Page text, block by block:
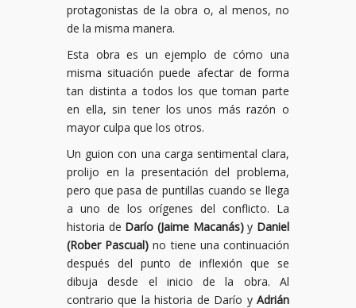
protagonistas de la obra o, al menos, no
de la misma manera.
Esta obra es un ejemplo de cómo una
misma situación puede afectar de forma
tan distinta a todos los que toman parte
en ella, sin tener los unos más razón o
mayor culpa que los otros.
Un guion con una carga sentimental clara,
prolijo en la presentación del problema,
pero que pasa de puntillas cuando se llega
a uno de los orígenes del conflicto. La
historia de Darío (Jaime Macanás)y Daniel
(Rober Pascual) no tiene una continuación
después del punto de inflexión que se
dibuja desde el inicio de la obra. Al
contrario que la historia de Darío yAdrián